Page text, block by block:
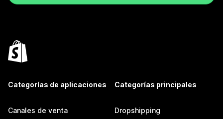
Categorías de aplicaciones
Canales de venta
Categorías principales
Dropshipping